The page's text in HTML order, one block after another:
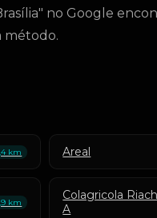
no Google
método.
km Areal
km
Colagricola
A